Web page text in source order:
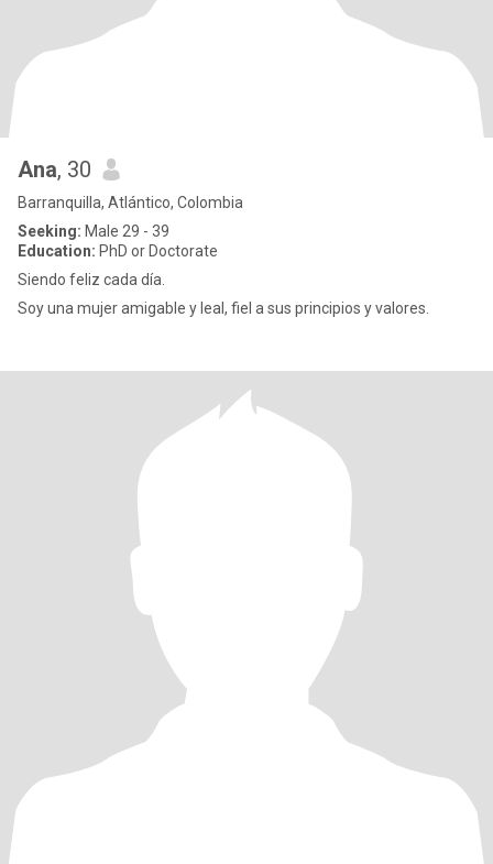
Ana, 30
Barranquilla, Atlántico, Colombia
Seeking: Male 29 - 39
Education: PhD or Doctorate
Siendo feliz cada día.
Soy una mujer amigable y leal, fiel a sus principios y valores.